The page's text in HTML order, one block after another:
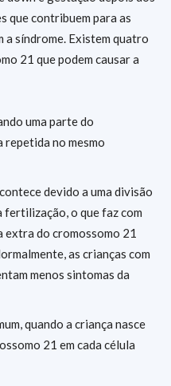
que contribuem para as
a síndrome. Existem quatro
21 que podem causar a
uma parte do
no mesmo
devido a uma divisão
fertilização, o que faz com
extra do cromossomo 21
as crianças com
menos sintomas da
quando a criança nasce
21 em cada célula